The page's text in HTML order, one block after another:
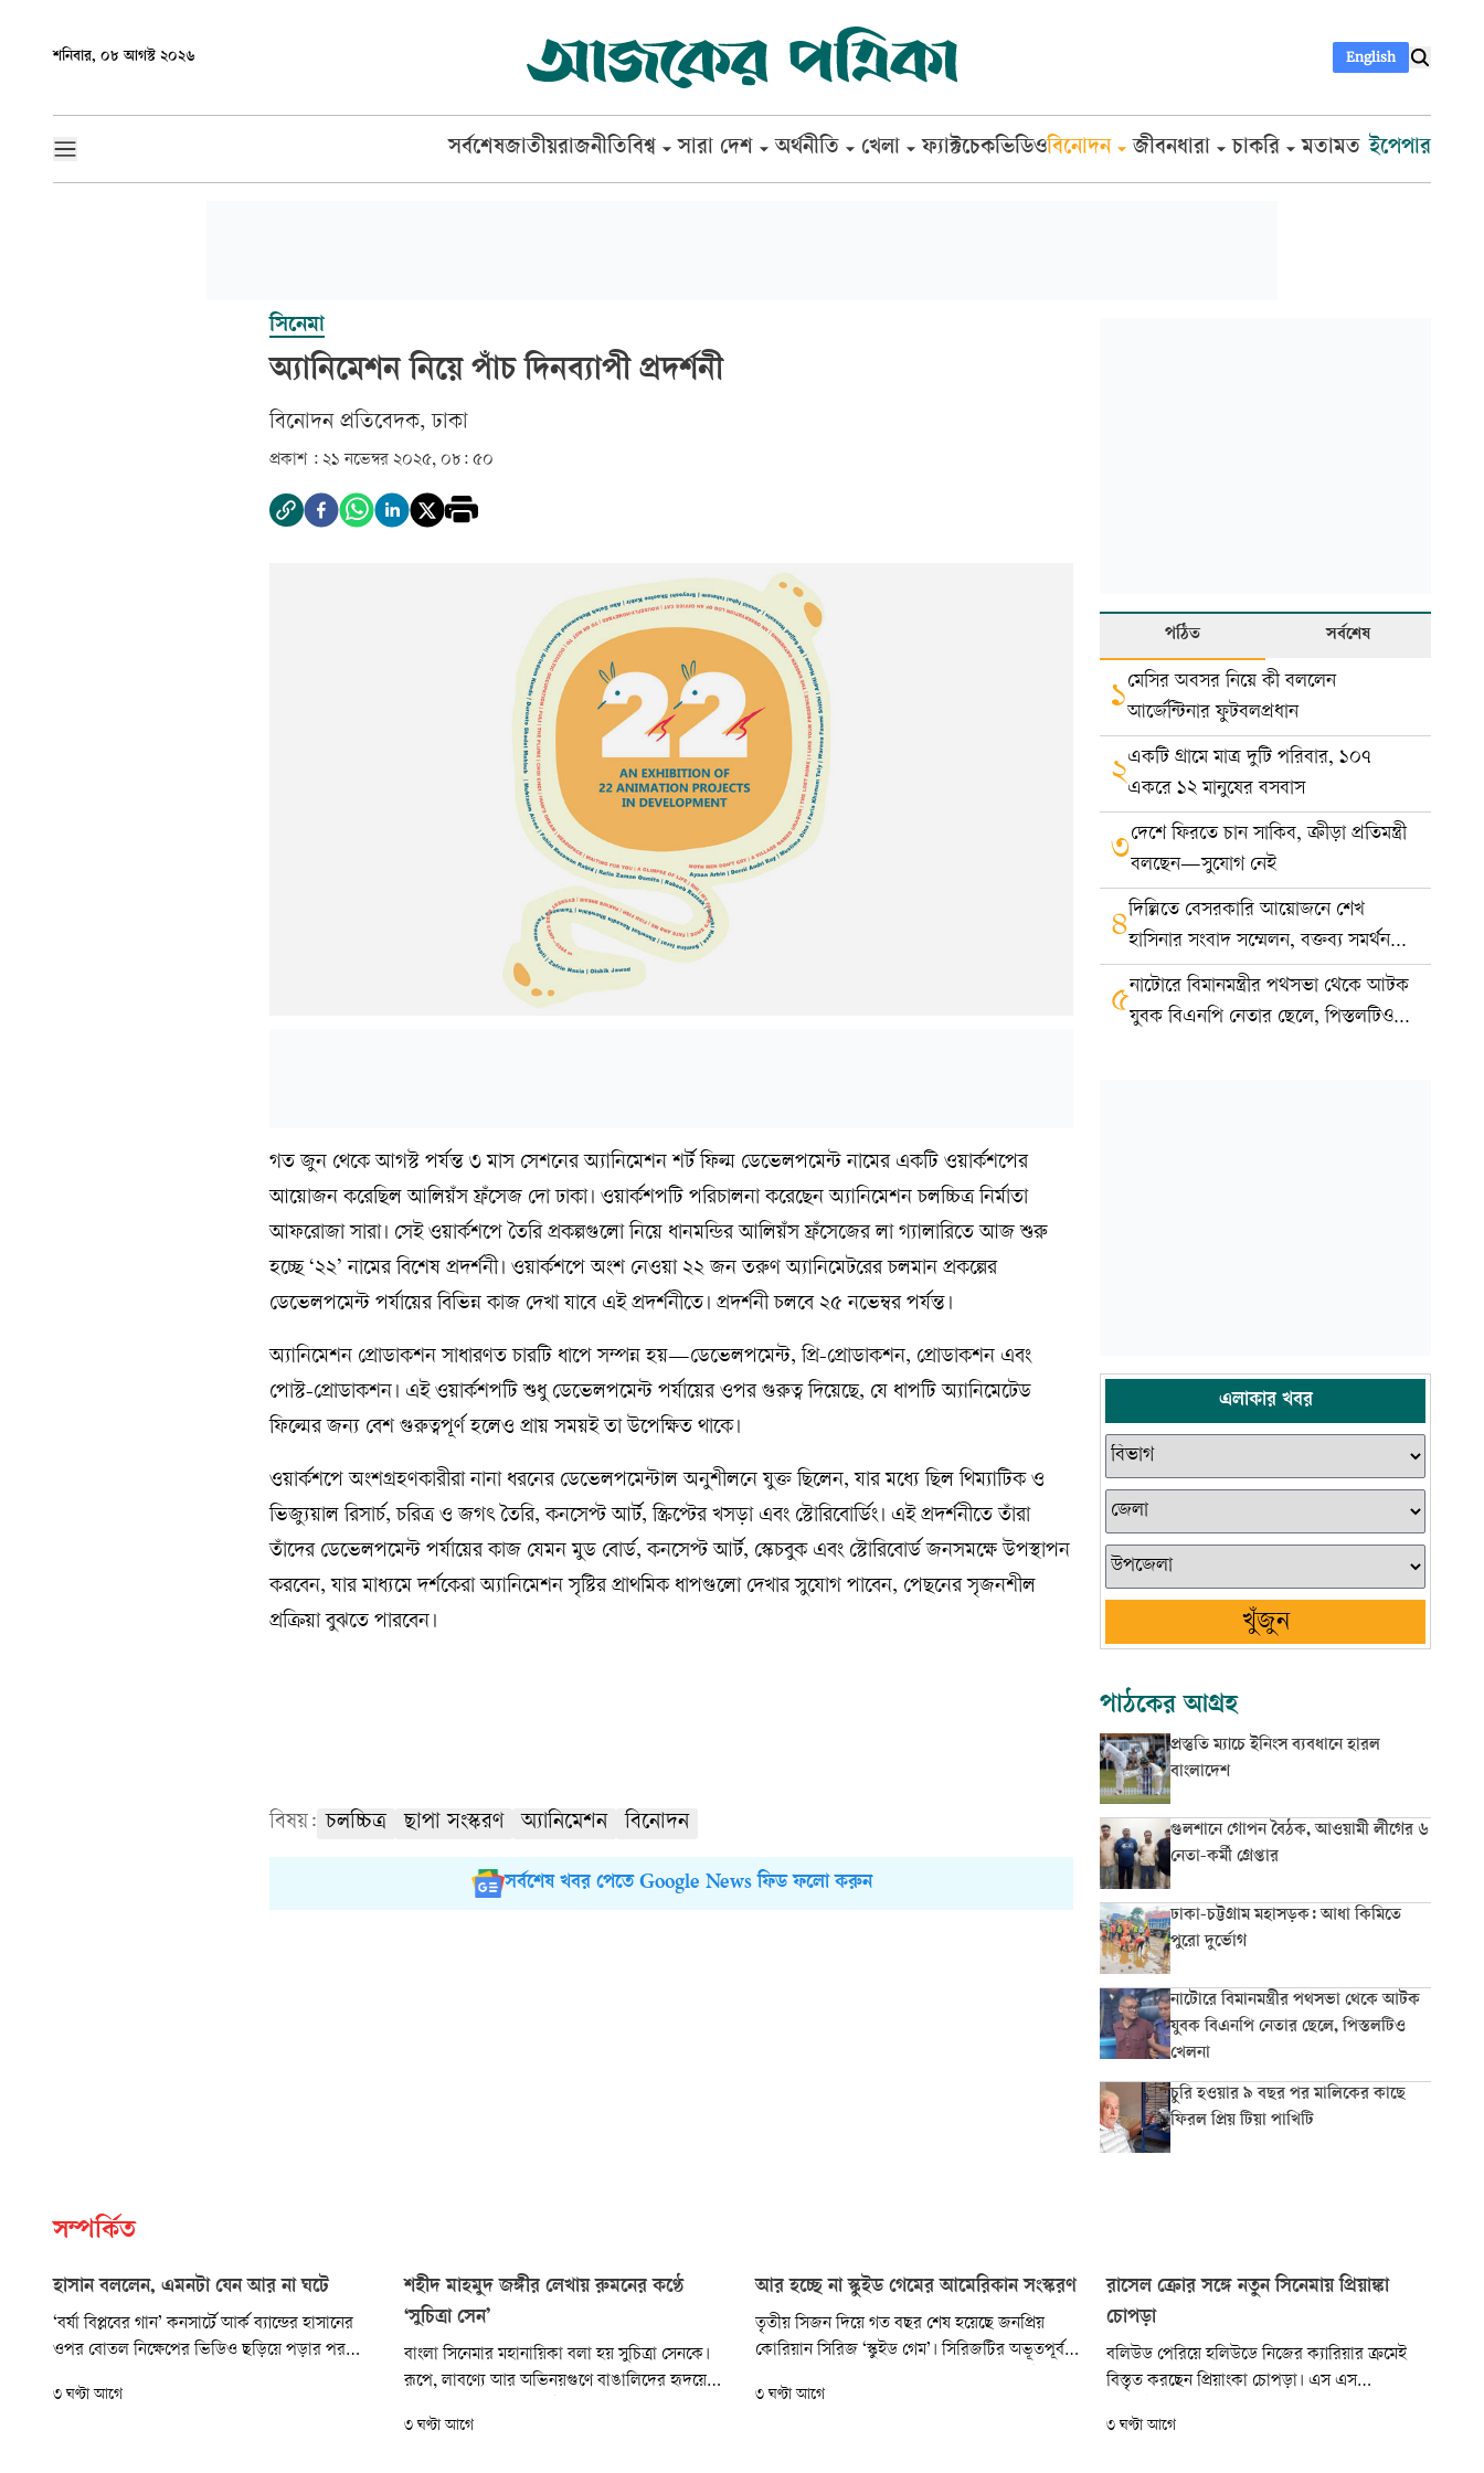
শনিবার, ০৮ আগস্ট ২০২৬ English
সর্বশেষজাতীয়রাজনীতিবিশ্ব সারা দেশ অর্থনীতি খেলা ফ্যাক্টচেকভিডিওবিনোদন জীবনধারা চাকরি মতামত ইপেপার
সিনেমা
অ্যানিমেশন নিয়ে পাঁচ দিনব্যাপী প্রদর্শনী
বিনোদন প্রতিবেদক, ঢাকা
প্রকাশ : ২১ নভেম্বর ২০২৫, ০৮: ৫০
গত জুন থেকে আগস্ট পর্যন্ত ৩ মাস সেশনের অ্যানিমেশন শর্ট ফিল্ম ডেভেলপমেন্ট নামের একটি ওয়ার্কশপের
আয়োজন করেছিল আলিয়ঁস ফ্রঁসেজ দো ঢাকা। ওয়ার্কশপটি পরিচালনা করেছেন অ্যানিমেশন চলচ্চিত্র নির্মাতা
আফরোজা সারা। সেই ওয়ার্কশপে তৈরি প্রকল্পগুলো নিয়ে ধানমন্ডির আলিয়ঁস ফ্রঁসেজের লা গ্যালারিতে আজ শুরু
হচ্ছে ‘২২’ নামের বিশেষ প্রদর্শনী। ওয়ার্কশপে অংশ নেওয়া ২২ জন তরুণ অ্যানিমেটরের চলমান প্রকল্পের
ডেভেলপমেন্ট পর্যায়ের বিভিন্ন কাজ দেখা যাবে এই প্রদর্শনীতে। প্রদর্শনী চলবে ২৫ নভেম্বর পর্যন্ত।
অ্যানিমেশন প্রোডাকশন সাধারণত চারটি ধাপে সম্পন্ন হয়—ডেভেলপমেন্ট, প্রি-প্রোডাকশন, প্রোডাকশন এবং
পোস্ট-প্রোডাকশন। এই ওয়ার্কশপটি শুধু ডেভেলপমেন্ট পর্যায়ের ওপর গুরুত্ব দিয়েছে, যে ধাপটি অ্যানিমেটেড
ফিল্মের জন্য বেশ গুরুত্বপূর্ণ হলেও প্রায় সময়ই তা উপেক্ষিত থাকে।
ওয়ার্কশপে অংশগ্রহণকারীরা নানা ধরনের ডেভেলপমেন্টাল অনুশীলনে যুক্ত ছিলেন, যার মধ্যে ছিল থিম্যাটিক ও
ভিজ্যুয়াল রিসার্চ, চরিত্র ও জগৎ তৈরি, কনসেপ্ট আর্ট, স্ক্রিপ্টের খসড়া এবং স্টোরিবোর্ডিং। এই প্রদর্শনীতে তাঁরা
তাঁদের ডেভেলপমেন্ট পর্যায়ের কাজ যেমন মুড বোর্ড, কনসেপ্ট আর্ট, স্কেচবুক এবং স্টোরিবোর্ড জনসমক্ষে উপস্থাপন
করবেন, যার মাধ্যমে দর্শকেরা অ্যানিমেশন সৃষ্টির প্রাথমিক ধাপগুলো দেখার সুযোগ পাবেন, পেছনের সৃজনশীল
প্রক্রিয়া বুঝতে পারবেন।
বিষয়: চলচ্চিত্র ছাপা সংস্করণ অ্যানিমেশন বিনোদন
সর্বশেষ খবর পেতে Google News ফিড ফলো করুন
পঠিত সর্বশেষ
১মেসির অবসর নিয়ে কী বললেন
আর্জেন্টিনার ফুটবলপ্রধান
২একটি গ্রামে মাত্র দুটি পরিবার, ১০৭
একরে ১২ মানুষের বসবাস
৩দেশে ফিরতে চান সাকিব, ক্রীড়া প্রতিমন্ত্রী
বলছেন—সুযোগ নেই
৪দিল্লিতে বেসরকারি আয়োজনে শেখ
হাসিনার সংবাদ সম্মেলন, বক্তব্য সমর্থন
করে না সরকার: ভারত
৫নাটোরে বিমানমন্ত্রীর পথসভা থেকে আটক
যুবক বিএনপি নেতার ছেলে, পিস্তলটিও
এলাকার খবর
খুঁজুন
পাঠকের আগ্রহ
প্রস্তুতি ম্যাচে ইনিংস ব্যবধানে হারল
বাংলাদেশ
গুলশানে গোপন বৈঠক, আওয়ামী লীগের ৬
নেতা-কর্মী গ্রেপ্তার
ঢাকা-চট্টগ্রাম মহাসড়ক: আধা কিমিতে
পুরো দুর্ভোগ
নাটোরে বিমানমন্ত্রীর পথসভা থেকে আটক
যুবক বিএনপি নেতার ছেলে, পিস্তলটিও
খেলনা
চুরি হওয়ার ৯ বছর পর মালিকের কাছে
ফিরল প্রিয় টিয়া পাখিটি
সম্পর্কিত
হাসান বললেন, এমনটা যেন আর না ঘটে
‘বর্ষা বিপ্লবের গান’ কনসার্টে আর্ক ব্যান্ডের হাসানের
ওপর বোতল নিক্ষেপের ভিডিও ছড়িয়ে পড়ার পর
সংগঠন বামবাসহ সংগীতশিল্পীদের অনেকে ক্ষোভ
৩ ঘণ্টা আগে
শহীদ মাহমুদ জঙ্গীর লেখায় রুমনের কণ্ঠে
‘সুচিত্রা সেন’
বাংলা সিনেমার মহানায়িকা বলা হয় সুচিত্রা সেনকে।
রূপে, লাবণ্যে আর অভিনয়গুণে বাঙালিদের হৃদয়ে
লিখেছেন জনপ্রিয় গীতিকার শহীদ মাহমুদ জঙ্গী।
৩ ঘণ্টা আগে
আর হচ্ছে না স্কুইড গেমের আমেরিকান সংস্করণ
তৃতীয় সিজন দিয়ে গত বছর শেষ হয়েছে জনপ্রিয়
কোরিয়ান সিরিজ ‘স্কুইড গেম’। সিরিজটির অভূতপূর্ব
নিয়েছিল নেটফ্লিক্স। ডেভিড ফিঞ্চারের পরিচালনায়
৩ ঘণ্টা আগে
রাসেল ক্রোর সঙ্গে নতুন সিনেমায় প্রিয়াঙ্কা
চোপড়া
বলিউড পেরিয়ে হলিউডে নিজের ক্যারিয়ার ক্রমেই
বিস্তৃত করছেন প্রিয়াংকা চোপড়া। এস এস
তুঙ্গে, তখন নতুন এক হলিউড প্রজেক্টের ঘোষণা দিয়ে
৩ ঘণ্টা আগে